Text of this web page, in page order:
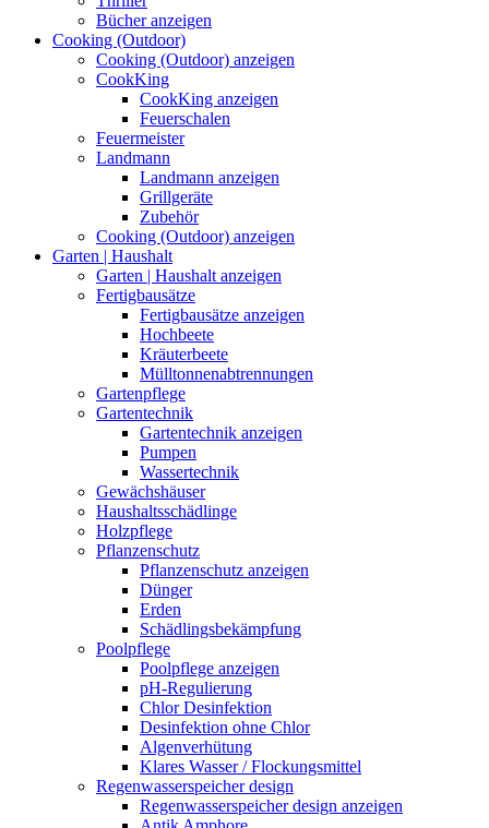
Bücher anzeigen
Cooking (Outdoor)
Cooking (Outdoor) anzeigen
CookKing
CookKing anzeigen
Feuerschalen
Feuermeister
Landmann
Landmann anzeigen
Grillgeräte
Zubehör
Cooking (Outdoor) anzeigen
Garten | Haushalt
Garten | Haushalt anzeigen
Fertigbausätze
Fertigbausätze anzeigen
Hochbeete
Kräuterbeete
Mülltonnenabtrennungen
Gartenpflege
Gartentechnik
Gartentechnik anzeigen
Pumpen
Wassertechnik
Gewächshäuser
Haushaltsschädlinge
Holzpflege
Pflanzenschutz
Pflanzenschutz anzeigen
Dünger
Erden
Schädlingsbekämpfung
Poolpflege
Poolpflege anzeigen
pH-Regulierung
Chlor Desinfektion
Desinfektion ohne Chlor
Algenverhütung
Klares Wasser / Flockungsmittel
Regenwasserspeicher design
Regenwasserspeicher design anzeigen